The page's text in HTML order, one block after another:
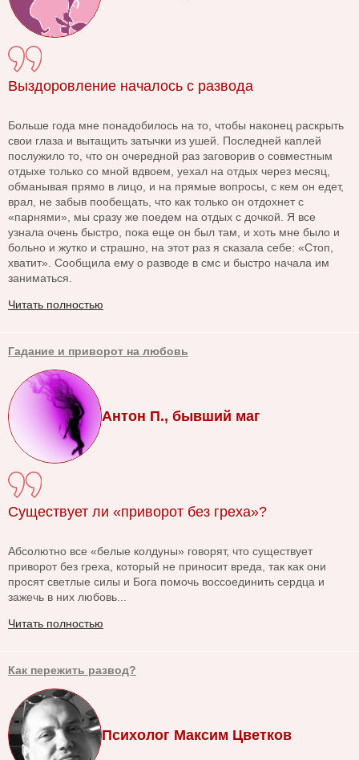
Выздоровление началось с развода
Больше года мне понадобилось на то, чтобы наконец раскрыть
свои глаза и вытащить затычки из ушей. Последней каплей
послужило то, что он очередной раз заговорив о совместным
отдыхе только со мной вдвоем, уехал на отдых через месяц,
обманывая прямо в лицо, и на прямые вопросы, с кем он едет,
врал, не забыв пообещать, что как только он отдохнет с
«парнями», мы сразу же поедем на отдых с дочкой. Я все
узнала очень быстро, пока еще он был там, и хоть мне было и
больно и жутко и страшно, на этот раз я сказала себе: «Стоп,
хватит». Сообщила ему о разводе в смс и быстро начала им
заниматься.
Читать полностью
Гадание и приворот на любовь
Антон П., бывший маг
Существует ли «приворот без греха»?
Абсолютно все «белые колдуны» говорят, что существует
приворот без греха, который не приносит вреда, так как они
просят светлые силы и Бога помочь воссоединить сердца и
зажечь в них любовь...
Читать полностью
Как пережить развод?
Психолог Максим Цветков